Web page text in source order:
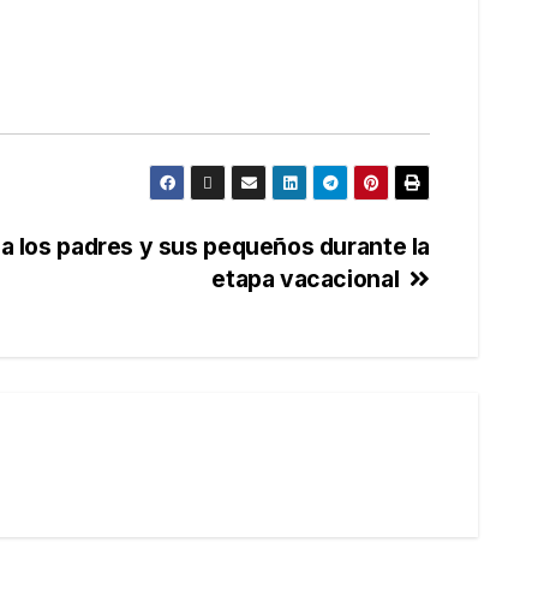
los padres y sus pequeños durante la
etapa vacacional